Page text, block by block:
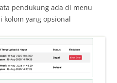
pendukung ada di menu
kolom yang opsional